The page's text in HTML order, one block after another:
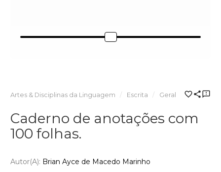
Artes & Disciplinas da Linguagem Escrita Geral
Caderno de anotações com
100 folhas.
Autor(a): Brian Ayce de Macedo Marinho